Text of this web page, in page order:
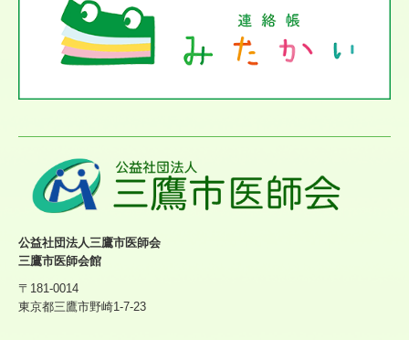
公益社団法人三鷹市医師会
三鷹市医師会館
〒181-0014
東京都三鷹市野崎1-7-23